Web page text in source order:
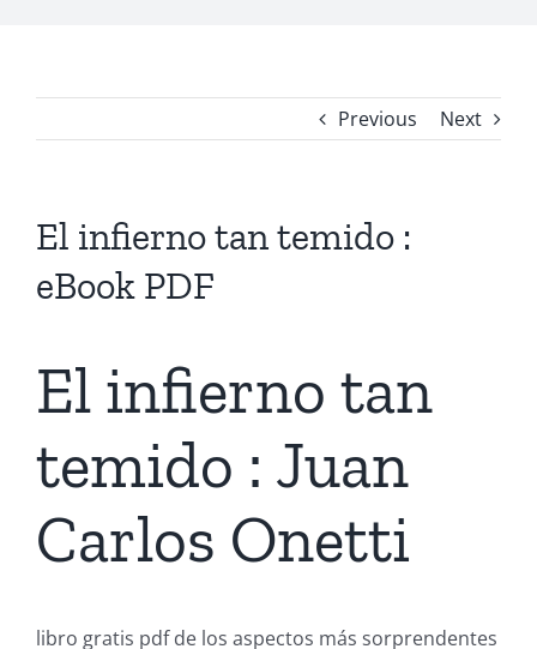
Previous Next
El infierno tan temido :
eBook PDF
El infierno tan
temido : Juan
Carlos Onetti
libro gratis pdf de los aspectos más sorprendentes